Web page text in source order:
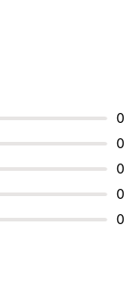
0
0
0
0
0